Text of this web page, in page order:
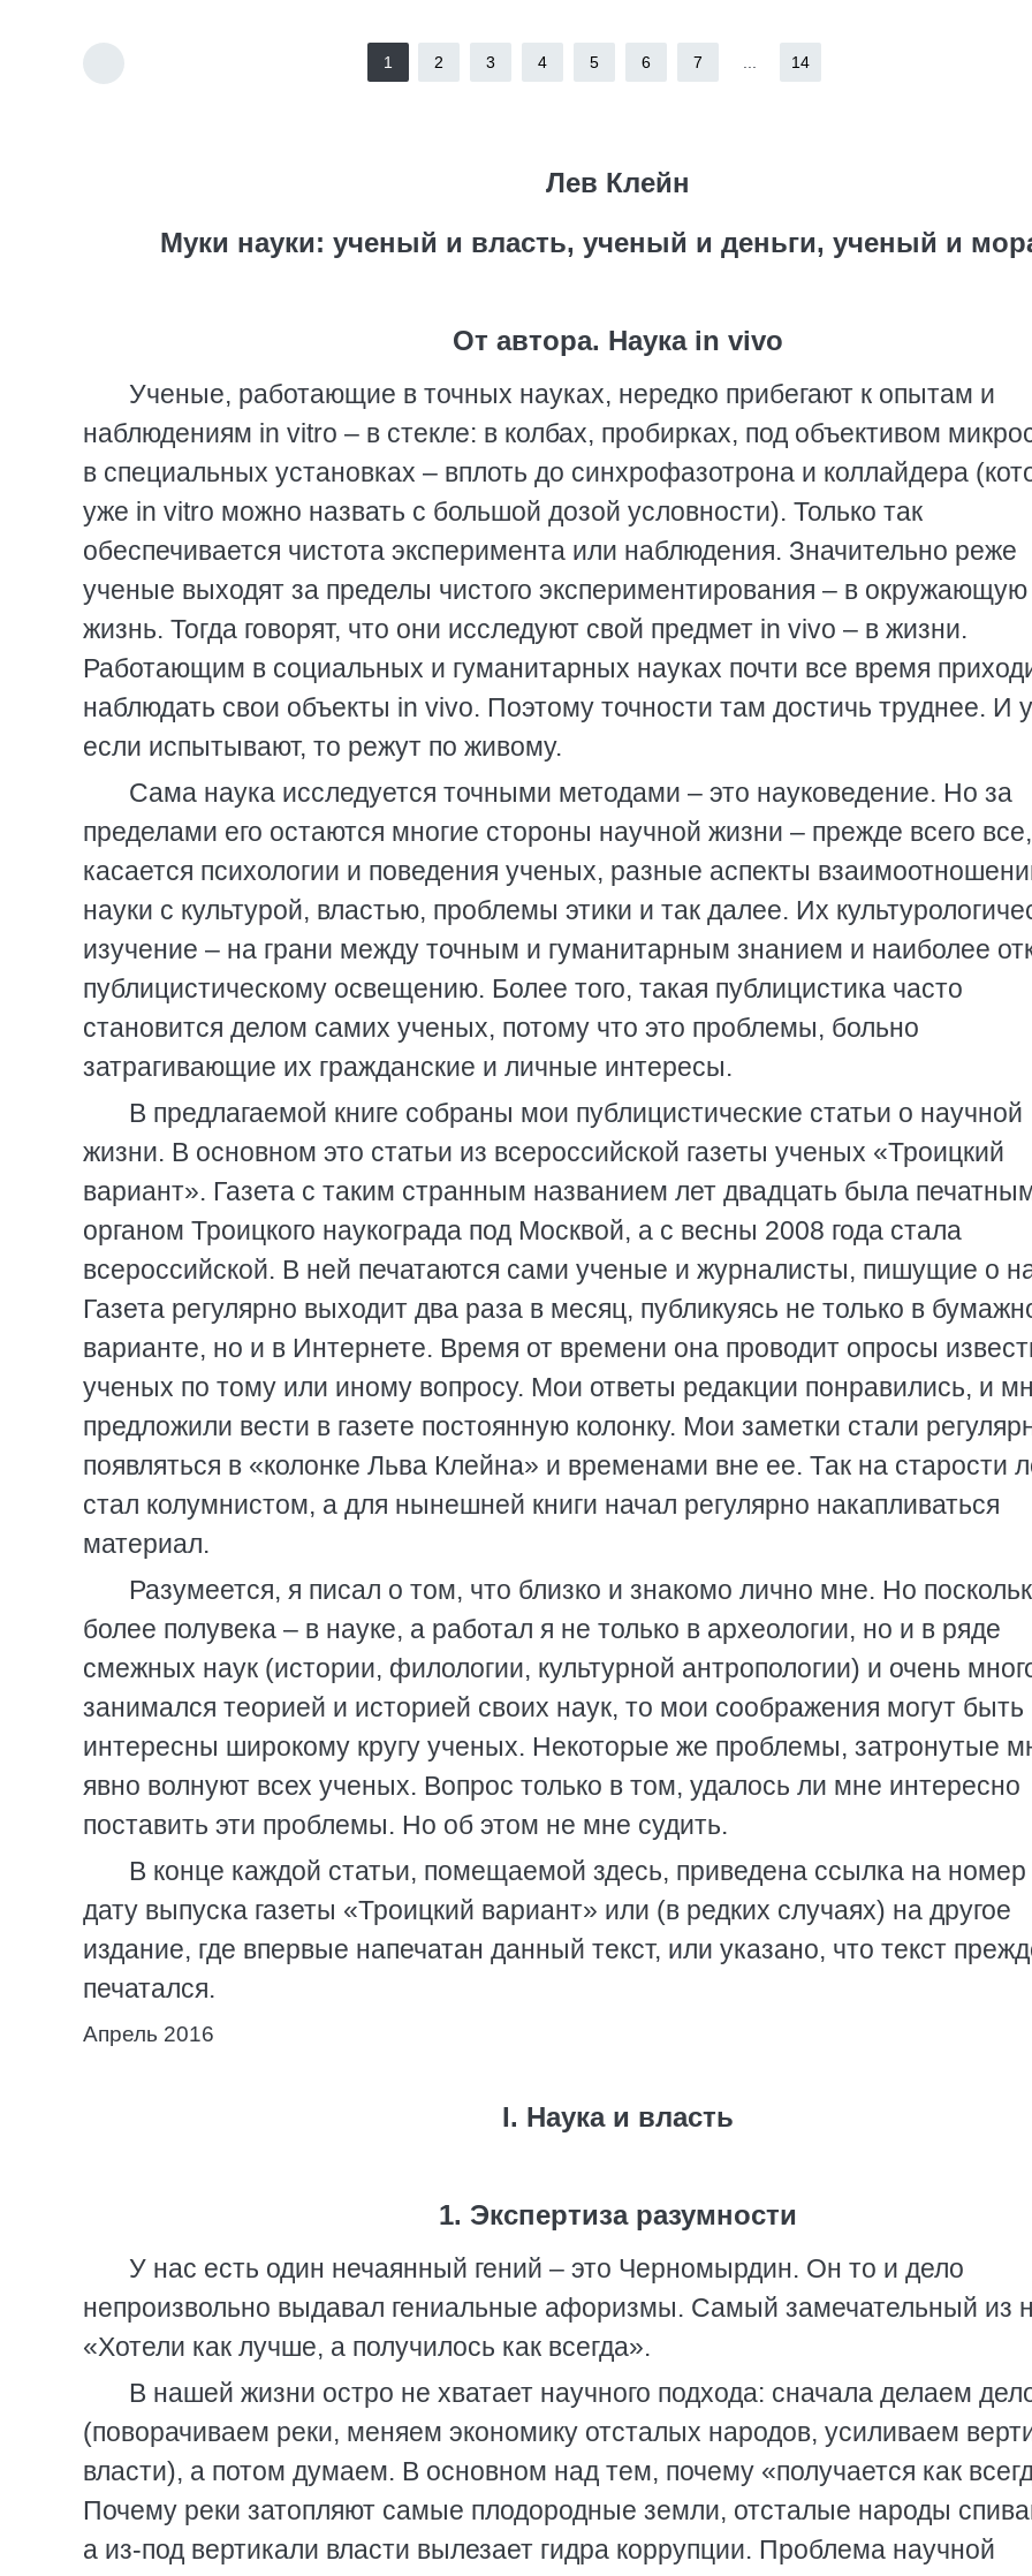
1 2 3 4 5 6 7 14
Лев Клейн
Муки науки: ученый и власть, ученый и деньги, ученый и
От автора. Наука in vivo
Ученые, работающие в точных науках, нередко прибегают к опытам и
наблюдениям in vitro – в стекле: в колбах, пробирках, под объективом
в специальных установках – вплоть до синхрофазотрона и коллайдера
уже in vitro можно назвать с большой дозой условности). Только так
обеспечивается чистота эксперимента или наблюдения. Значительно реже
ученые выходят за пределы чистого экспериментирования – в окружающую
жизнь. Тогда говорят, что они исследуют свой предмет in vivo – в жизни.
Работающим в социальных и гуманитарных науках почти все время
наблюдать свои объекты in vivo. Поэтому точности там достичь труднее. И
если испытывают, то режут по живому.
Сама наука исследуется точными методами – это науковедение. Но за
пределами его остаются многие стороны научной жизни – прежде всего
касается психологии и поведения ученых, разные аспекты
науки с культурой, властью, проблемы этики и так далее. Их
изучение – на грани между точным и гуманитарным знанием и наиболее
публицистическому освещению. Более того, такая публицистика часто
становится делом самих ученых, потому что это проблемы, больно
затрагивающие их гражданские и личные интересы.
В предлагаемой книге собраны мои публицистические статьи о научной
жизни. В основном это статьи из всероссийской газеты ученых «Троицкий
вариант». Газета с таким странным названием лет двадцать была
органом Троицкого наукограда под Москвой, а с весны 2008 года стала
всероссийской. В ней печатаются сами ученые и журналисты, пишущие о
Газета регулярно выходит два раза в месяц, публикуясь не только в
варианте, но и в Интернете. Время от времени она проводит опросы
ученых по тому или иному вопросу. Мои ответы редакции понравились, и
предложили вести в газете постоянную колонку. Мои заметки стали
появляться в «колонке Льва Клейна» и временами вне ее. Так на старости
стал колумнистом, а для нынешней книги начал регулярно накапливаться
материал.
Разумеется, я писал о том, что близко и знакомо лично мне. Но
более полувека – в науке, а работал я не только в археологии, но и в ряде
смежных наук (истории, филологии, культурной антропологии) и очень
занимался теорией и историей своих наук, то мои соображения могут быть
интересны широкому кругу ученых. Некоторые же проблемы, затронутые
явно волнуют всех ученых. Вопрос только в том, удалось ли мне интересно
поставить эти проблемы. Но об этом не мне судить.
В конце каждой статьи, помещаемой здесь, приведена ссылка на номер
дату выпуска газеты «Троицкий вариант» или (в редких случаях) на другое
издание, где впервые напечатан данный текст, или указано, что текст
печатался.
Апрель 2016
I. Наука и власть
1. Экспертиза разумности
У нас есть один нечаянный гений – это Черномырдин. Он то и дело
непроизвольно выдавал гениальные афоризмы. Самый замечательный из
«Хотели как лучше, а получилось как всегда».
В нашей жизни остро не хватает научного подхода: сначала делаем
(поворачиваем реки, меняем экономику отсталых народов, усиливаем
власти), а потом думаем. В основном над тем, почему «получается как
Почему реки затопляют самые плодородные земли, отсталые народы
а из-под вертикали власти вылезает гидра коррупции. Проблема научной